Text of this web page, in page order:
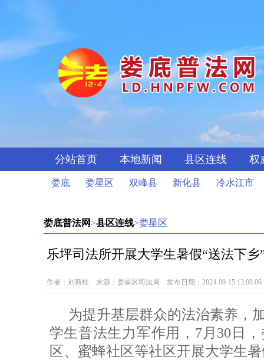
分站首页 本地新闻 县区连线 权
娄底 娄星区 双峰县 新化县 冷水江市
娄底普法网>县区连线>娄星区
乐坪司法所开展大学生暑假“送法下乡
作者：刘新桂 来源：娄星区司法局 发布日期：2024-09-15 13:08:06
为提升基层群众的法治素养，
学生普法生力军作用，7月30日
区、蜜蜂社区等社区开展大学生